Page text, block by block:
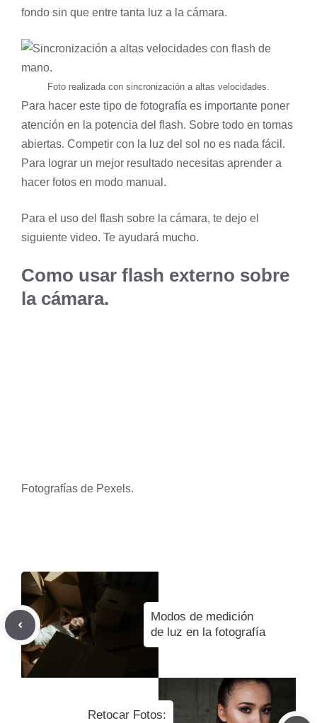
fondo sin que entre tanta luz a la cámara.
Foto realizada con sincronización a altas velocidades.
Para hacer este tipo de fotografía es importante poner
atención en la potencia del flash. Sobre todo en tomas
abiertas. Competir con la luz del sol no es nada fácil.
Para lograr un mejor resultado necesitas aprender a
hacer fotos en modo manual .
Para el uso del flash sobre la cámara, te dejo el
siguiente video. Te ayudará mucho.
Como usar flash externo sobre
la cámara.
Fotografías de Pexels.
Modos de medición
de luz en la fotografía
Retocar Fotos: